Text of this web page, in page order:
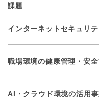
課題
インターネットセキュリ
職場環境の健康管理・安
AI・クラウド環境の活用